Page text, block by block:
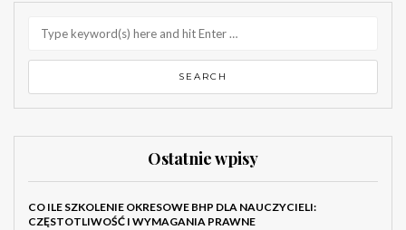
Ostatnie wpisy
CO ILE SZKOLENIE OKRESOWE BHP DLA NAUCZYCIELI:
CZĘSTOTLIWOŚĆ I WYMAGANIA PRAWNE